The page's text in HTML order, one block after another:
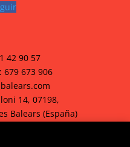
42 90 57
679 673 906
14, 07198,
Balears (España)